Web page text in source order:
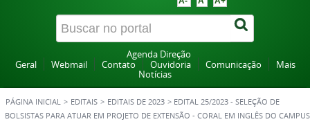
Agenda Direção
Geral
Webmail Contato Ouvidoria Comunicação
Mais
Notícias
PÁGINA INICIAL > EDITAIS > EDITAIS DE 2023 > EDITAL 25/2023 - SELEÇÃO DE
BOLSISTAS PARA ATUAR EM PROJETO DE EXTENSÃO - CORAL EM INGLÊS DO CAMPUS